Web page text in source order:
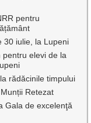
pentru
30 iulie, la Lupeni
elevi de la
rădăcinile timpului
Retezat
Gala de excelenţă